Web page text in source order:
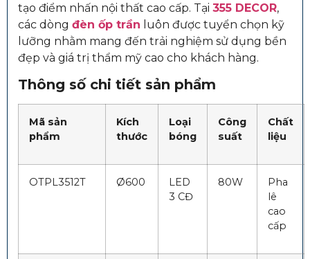
tạo điểm nhấn nội thất cao cấp. Tại 355 DECOR,
các dòng đèn ốp trần luôn được tuyển chọn kỹ
lưỡng nhằm mang đến trải nghiệm sử dụng bền
đẹp và giá trị thẩm mỹ cao cho khách hàng.
Thông số chi tiết sản phẩm
Mã sản
phẩm
Kích
thước
Loại
bóng
Công
suất
Chất
liệu
OTPL3512T Ø600
LED
3 CĐ
80W
Pha
lê
cao
cấp